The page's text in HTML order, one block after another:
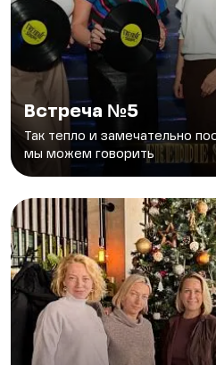
Встреча №5
Так тепло и замечательно
мы можем говорить